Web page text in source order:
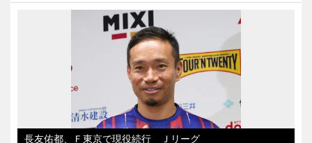
長友佑都、Ｆ東京で現役続行 Ｊリーグ